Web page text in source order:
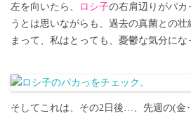
左を向いたら、 ロシ子の右肩辺りがパ
うとは思いながらも、過去の真菌との
まって、私はとっても、憂鬱な気分にな
そしてこれは、その2日後…、先週の(金･